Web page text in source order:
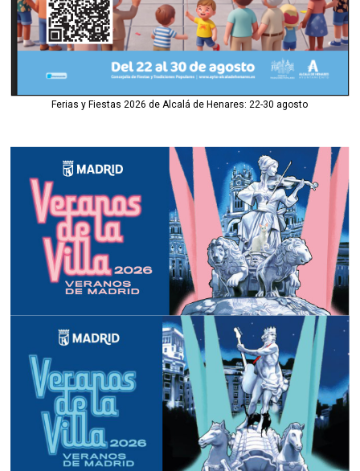
Ferias y Fiestas 2026 de Alcalá de Henares: 22-30 agosto